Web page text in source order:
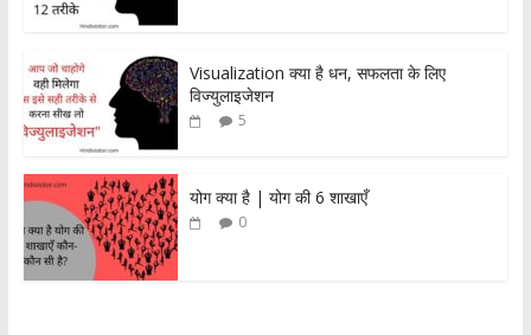
Visualization क्या है धन, सफलता के लिए
विज्युलाइजेशन
5
योग क्या है | योग की 6 शाखाएँ
0